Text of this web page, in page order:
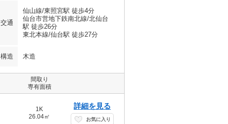
交通
仙山線/東照宮駅 徒歩4分
仙台市営地下鉄南北線/北仙台
駅 徒歩26分
東北本線/仙台駅 徒歩27分
構造 木造
間取り
専有面積
1K
26.04㎡
詳細を見る
お気に入り